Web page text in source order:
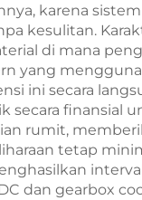
karena
kesulitan.
di mana
yang
ini secara
finansial
rumit,
tetap
dan gearbox